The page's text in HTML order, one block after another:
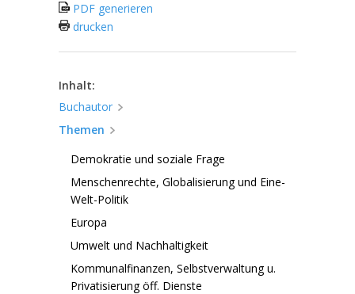
PDF generieren
drucken
Inhalt:
Buchautor
Themen
Demokratie und soziale Frage
Menschenrechte, Globalisierung und Eine-
Welt-Politik
Europa
Umwelt und Nachhaltigkeit
Kommunalfinanzen, Selbstverwaltung u.
Privatisierung öff. Dienste